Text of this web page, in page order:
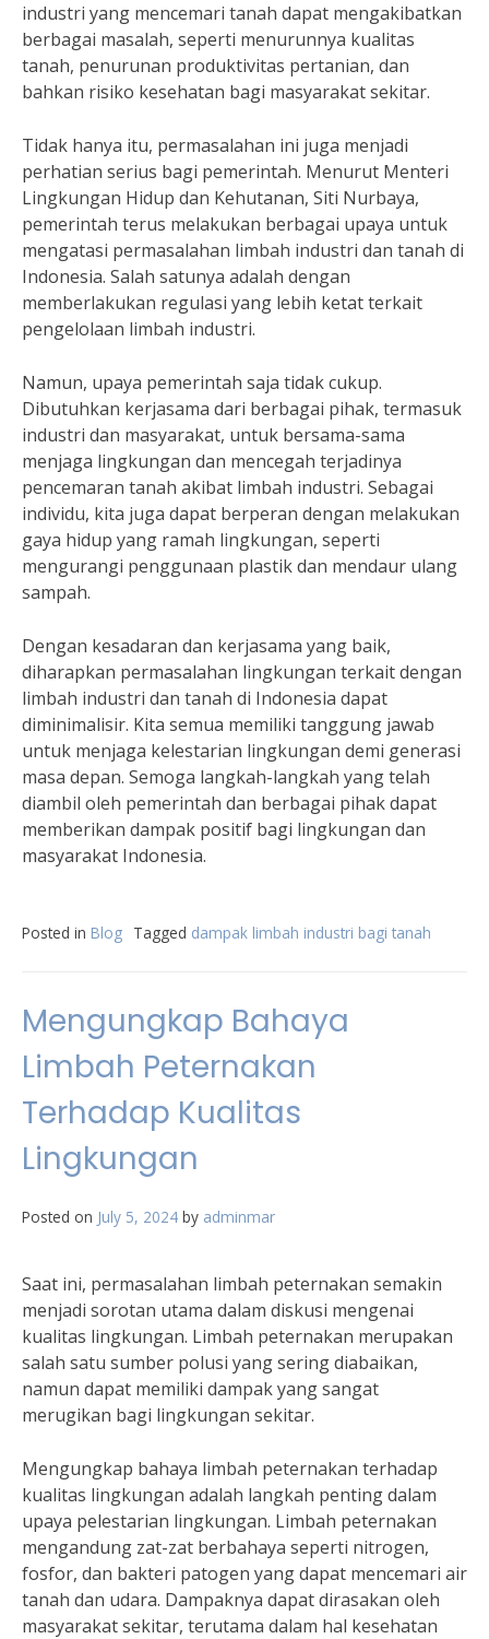
industri yang mencemari tanah dapat mengakibatkan
berbagai masalah, seperti menurunnya kualitas
tanah, penurunan produktivitas pertanian, dan
bahkan risiko kesehatan bagi masyarakat sekitar.
Tidak hanya itu, permasalahan ini juga menjadi
perhatian serius bagi pemerintah. Menurut Menteri
Lingkungan Hidup dan Kehutanan, Siti Nurbaya,
pemerintah terus melakukan berbagai upaya untuk
mengatasi permasalahan limbah industri dan tanah di
Indonesia. Salah satunya adalah dengan
memberlakukan regulasi yang lebih ketat terkait
pengelolaan limbah industri.
Namun, upaya pemerintah saja tidak cukup.
Dibutuhkan kerjasama dari berbagai pihak, termasuk
industri dan masyarakat, untuk bersama-sama
menjaga lingkungan dan mencegah terjadinya
pencemaran tanah akibat limbah industri. Sebagai
individu, kita juga dapat berperan dengan melakukan
gaya hidup yang ramah lingkungan, seperti
mengurangi penggunaan plastik dan mendaur ulang
sampah.
Dengan kesadaran dan kerjasama yang baik,
diharapkan permasalahan lingkungan terkait dengan
limbah industri dan tanah di Indonesia dapat
diminimalisir. Kita semua memiliki tanggung jawab
untuk menjaga kelestarian lingkungan demi generasi
masa depan. Semoga langkah-langkah yang telah
diambil oleh pemerintah dan berbagai pihak dapat
memberikan dampak positif bagi lingkungan dan
masyarakat Indonesia.
Posted in Blog Tagged dampak limbah industri bagi tanah
Mengungkap Bahaya
Limbah Peternakan
Terhadap Kualitas
Lingkungan
Posted on July 5, 2024 by adminmar
Saat ini, permasalahan limbah peternakan semakin
menjadi sorotan utama dalam diskusi mengenai
kualitas lingkungan. Limbah peternakan merupakan
salah satu sumber polusi yang sering diabaikan,
namun dapat memiliki dampak yang sangat
merugikan bagi lingkungan sekitar.
Mengungkap bahaya limbah peternakan terhadap
kualitas lingkungan adalah langkah penting dalam
upaya pelestarian lingkungan. Limbah peternakan
mengandung zat-zat berbahaya seperti nitrogen,
fosfor, dan bakteri patogen yang dapat mencemari air
tanah dan udara. Dampaknya dapat dirasakan oleh
masyarakat sekitar, terutama dalam hal kesehatan